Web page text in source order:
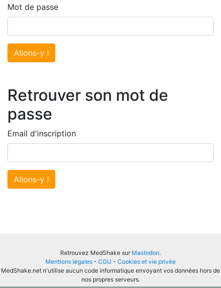
Mot de passe
Allons-y !
Retrouver son mot de
passe
Email d'inscription
Allons-y !
Retrouvez MedShake sur Mastodon.
Mentions légales - CGU - Cookies et vie privée
MedShake.net n'utilise aucun code informatique envoyant vos données hors de
nos propres serveurs.